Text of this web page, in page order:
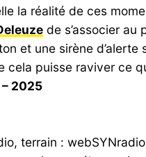
la réalité de ces
de s’associer
et une sirène d’alerte
cela puisse raviver ce
2025
terrain :